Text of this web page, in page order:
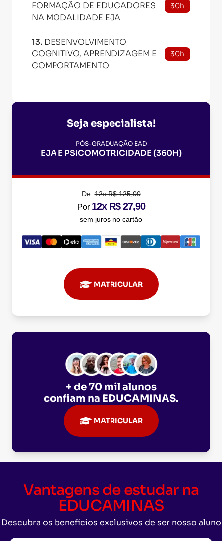
FORMAÇÃO DE EDUCADORES
NA MODALIDADE EJA
30h
13. DESENVOLVIMENTO
COGNITIVO, APRENDIZAGEM E
COMPORTAMENTO
30h
Seja especialista!
PÓS-GRADUAÇÃO EAD
EJA E PSICOMOTRICIDADE (360H)
De:12x R$ 125,00
Por 12x R$ 27,90
sem juros no cartão
MATRICULAR
+ de 70 mil alunos
confiam na EDUCAMINAS.
MATRICULAR
Vantagens de estudar na
EDUCAMINAS
Descubra os benefícios exclusivos de ser nosso aluno